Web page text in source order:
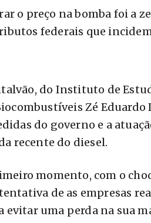
o preço na bomba foi a
federais que
do Instituto de
Zé
do governo e a
recente do diesel.
momento, com o
de as empresas
evitar uma perda na sua